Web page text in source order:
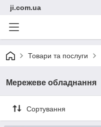
ji.com.ua
Товари та послуги
Мережеве обладнання
Сортування